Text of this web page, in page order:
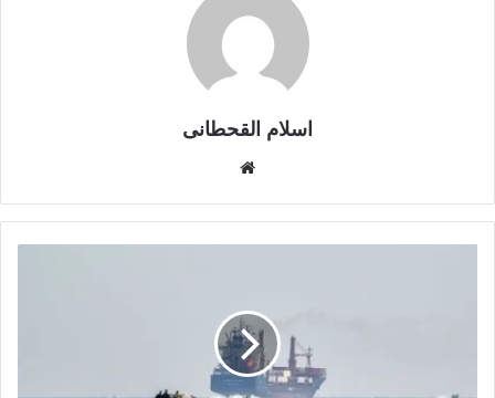
اسلام القحطانى
ق
ع
و
ي
ب